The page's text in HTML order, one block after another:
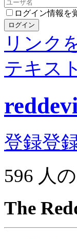
ログイン情報を
ログイン
リンク
テキス
登録登
596 人
The